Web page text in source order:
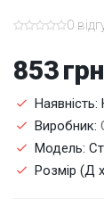
0
853грн
Наявність:
Виробник:
Модель:
Розмір (Д